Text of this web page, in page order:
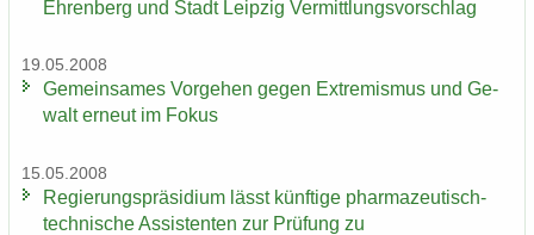
Ehrenberg und Stadt Leip­zig Ver­mitt­lungs­vor­schlag
19.05.2008
Ge­mein­sa­mes Vor­ge­hen gegen Ex­tre­mis­mus und Ge­
walt er­neut im Fokus
15.05.2008
Re­gie­rungs­prä­si­di­um lässt künf­ti­ge pharmazeutisch-​
technische As­sis­ten­ten zur Prü­fung zu